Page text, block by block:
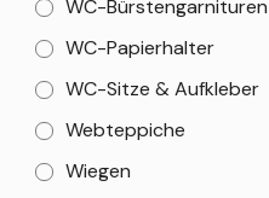
WC-Bürstengarnituren
WC-Papierhalter
WC-Sitze & Aufkleber
Webteppiche
Wiegen